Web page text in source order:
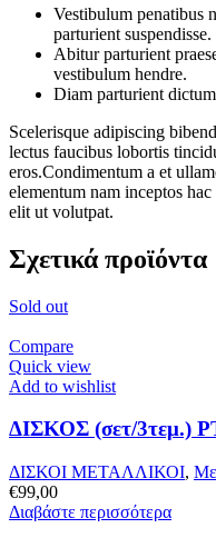
Vestibulum penatibus
parturient suspendisse.
Abitur parturient
vestibulum hendre.
Diam parturient
Scelerisque adipiscing
lectus faucibus lobortis
eros.Condimentum a et
elementum nam inceptos
elit ut volutpat.
Σχετικά προϊόντα
Sold out
Compare
Quick view
Add to wishlist
ΔΙΣΚΟΣ (σετ/3τεμ.)
ΔΙΣΚΟΙ ΜΕΤΑΛΛΙΚΟΙ,
€99,00
Διαβάστε περισσότερα